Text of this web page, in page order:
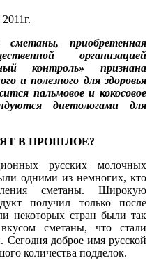
приобретенная
организацией
контроль» признана
и полезного для здоровья
пальмовое и кокосовое
диетологами для
В ПРОШЛОЕ?
русских молочных
одними из немногих, кто
сметаны. Широкую
получил только после
некоторых стран были так
сметаны, что стали
Сегодня доброе имя русской
количества подделок.